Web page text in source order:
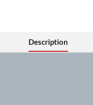
Description